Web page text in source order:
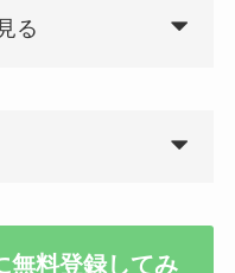
る
無料登録してみ